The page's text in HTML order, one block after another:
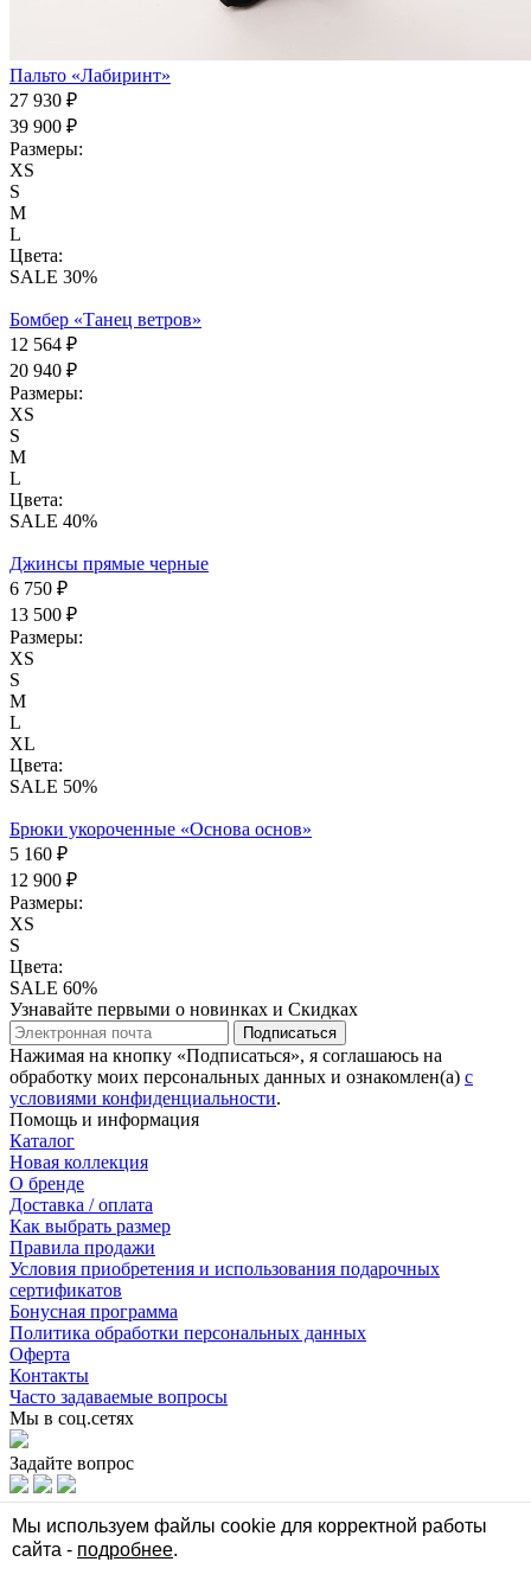
Пальто «Лабиринт»
27 930 ₽
39 900 ₽
Размеры:
XS
S
М
L
Цвета:
SALE 30%
Бомбер «Танец ветров»
12 564 ₽
20 940 ₽
Размеры:
XS
S
M
L
Цвета:
SALE 40%
Джинсы прямые черные
6 750 ₽
13 500 ₽
Размеры:
XS
S
M
L
XL
Цвета:
SALE 50%
Брюки укороченные «Основа основ»
5 160 ₽
12 900 ₽
Размеры:
XS
S
Цвета:
SALE 60%
Узнавайте первыми о новинках и Скидках
Подписаться
Нажимая на кнопку «Подписаться», я соглашаюсь на
обработку моих персональных данных и ознакомлен(а) с
условиями конфиденциальности.
Помощь и информация
Каталог
Новая коллекция
О бренде
Доставка / оплата
Как выбрать размер
Правила продажи
Условия приобретения и использования подарочных
сертификатов
Бонусная программа
Политика обработки персональных данных
Оферта
Контакты
Часто задаваемые вопросы
Мы в соц.сетях
Задайте вопрос
Мы в соц.сетях
Задайте вопрос
Мы используем файлы cookie для корректной работы
сайта - подробнее.